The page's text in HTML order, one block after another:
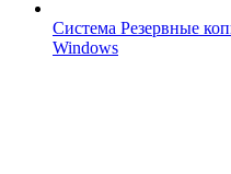
Система Резервные
Windows